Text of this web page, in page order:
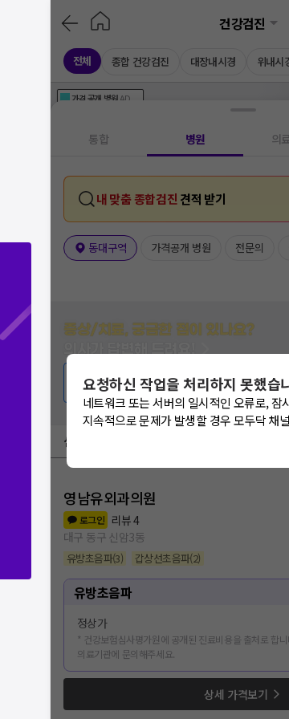
건강검진
전체 종합 건강검진 대장내시경 위내시
가격공개 병원AD
통합 병원 의
내 맞춤 종합검진 견적 받기
동대구역 가격공개 병원 전문의
증상/치료, 궁금한 점이 있나요?
의사가 답변해 드려요!
💬 무엇이든 물어보세요
심평원 가격공개 병원
영남유외과의원
로그인 리뷰4
대구 동구 신암3동
유방초음파(3) 갑상선초음파(2)
유방초음파
정상가
* 건강보험심사평가원에 공개된 진료비용을 출처로 합
의료기관에 문의해주세요.
상세 가격보기
요청하신 작업을 처리하지 못했습
네트워크 또는 서버의 일시적인 오류로, 잠
지속적으로 문제가 발생할 경우 모두닥 채